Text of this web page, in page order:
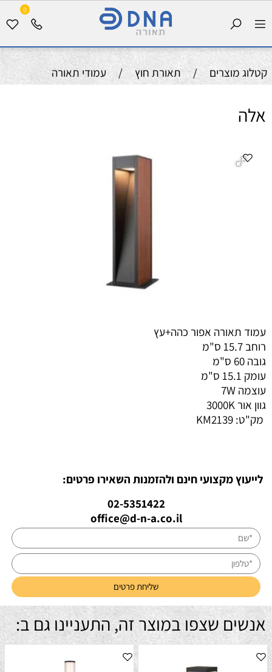
0
קטלוג מוצרים / תאורת חוץ / עמודי תאורה
אלה
עמוד תאורה אפור כהה+עץ
רוחב 15.7 ס"מ
גובה 60 ס"מ
עומק 15.1 ס"מ
עוצמה 7W
גוון אור 3000K
מק"ט: KM2139
לייעוץ מקצועי חינם ולהזמנות השאירו פרטים:
02-5351422
office@d-n-a.co.il
אנשים שצפו במוצר זה, התעניינו גם ב: